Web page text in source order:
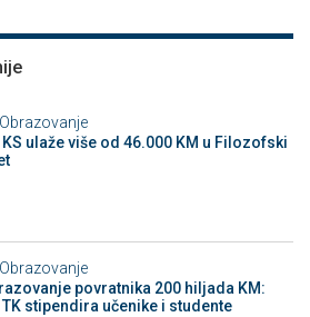
Obrazovanje
ulaže više od 46.000 KM u Filozofski
Obrazovanje
povratnika 200 hiljada KM:
stipendira učenike i studente